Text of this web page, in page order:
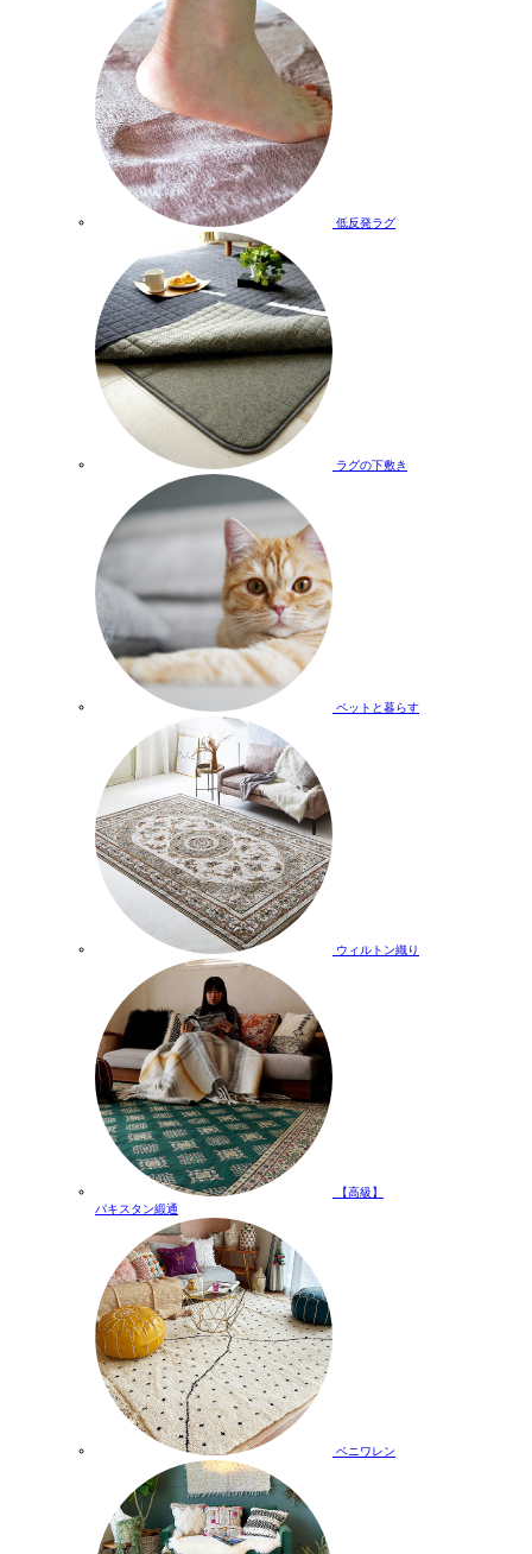
低反発ラグ
ラグの下敷き
ペットと暮らす
ウィルトン織り
【高級】
パキスタン緞通
ベニワレン